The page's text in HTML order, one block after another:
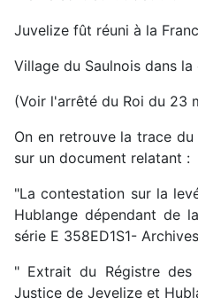
Juvelize fût réuni à la
Village du Saulnois dans
(Voir l'arrêté du Roi du 23
On en retrouve la trace
sur un document relatant :
"La contestation sur la
Hublange dépendant de
série E 358ED1S1-
" Extrait du Régistre
Justice de Jevelize et